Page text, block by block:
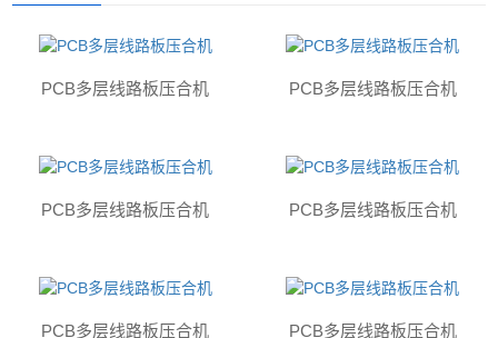
PCB多层线路板压合机 PCB多层线路板压合机
PCB多层线路板压合机 PCB多层线路板压合机
PCB多层线路板压合机 PCB多层线路板压合机